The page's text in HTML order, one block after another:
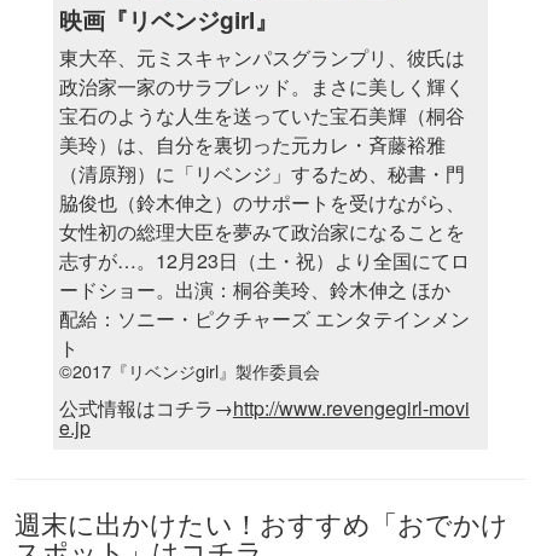
映画『リベンジgirl』
東大卒、元ミスキャンパスグランプリ、彼氏は
政治家一家のサラブレッド。まさに美しく輝く
宝石のような人生を送っていた宝石美輝（桐谷
美玲）は、自分を裏切った元カレ・斉藤裕雅
（清原翔）に「リベンジ」するため、秘書・門
脇俊也（鈴木伸之）のサポートを受けながら、
女性初の総理大臣を夢みて政治家になることを
志すが…。12月23日（土・祝）より全国にてロ
ードショー。出演：桐谷美玲、鈴木伸之 ほか
配給：ソニー・ピクチャーズ エンタテインメン
ト
©2017『リベンジgirl』製作委員会
公式情報はコチラ→http://www.revengegirl-movi
e.jp
週末に出かけたい！おすすめ「おでかけ